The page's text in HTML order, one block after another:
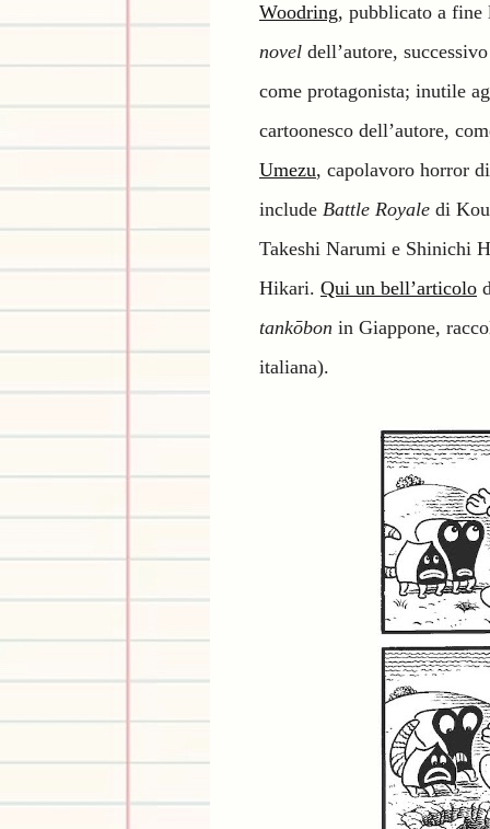
Woodring, pubblicato a fine
novel dell’autore,
come protagonista; inutile
cartoonesco dell’autore,
Umezu, capolavoro horror
include Battle Royale di
Takeshi Narumi e Shinichi
Hikari. Qui un bell’articolo
tankōbon in Giappone,
italiana).